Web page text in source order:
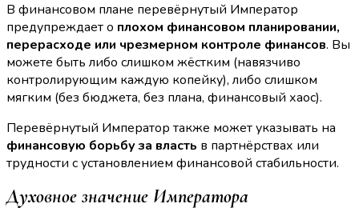
В финансовом плане перевёрнутый Император
предупреждает о плохом финансовом планировании,
перерасходе или чрезмерном контроле финансов. Вы
можете быть либо слишком жёстким (навязчиво
контролирующим каждую копейку), либо слишком
мягким (без бюджета, без плана, финансовый хаос).
Перевёрнутый Император также может указывать на
финансовую борьбу за власть в партнёрствах или
трудности с установлением финансовой стабильности.
Духовное значение Императора